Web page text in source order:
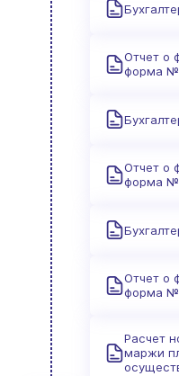
Отчет о
форма №
Отчет о
форма №
Отчет о
форма №
Расчет
маржи